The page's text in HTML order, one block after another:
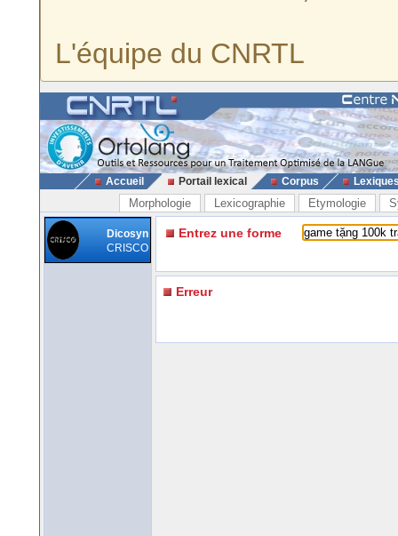
L'équipe du CNRTL
Accueil Portail lexical Corpus
Morphologie Lexicographie Etymologie
Dicosyn
CRISCO
Entrez une forme
Erreur